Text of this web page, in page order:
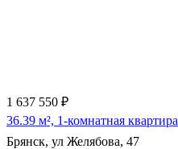
1 637 550 ₽
36.39 м², 1-комнатная квартира
Брянск, ул Желябова, 47